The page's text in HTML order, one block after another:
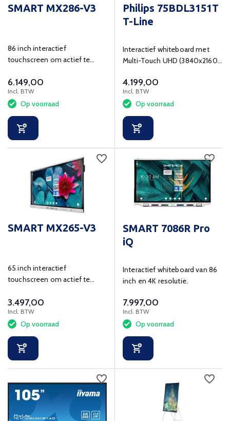
SMART MX286-V3
86 inch interactief
touchscreen om actief te
klas.
6.149,00
Incl. BTW
Op voorraad
Philips 75BDL3151T
T-Line
Interactief whiteboard met
Multi-Touch UHD (3840x2160)
4.199,00
Incl. BTW
Op voorraad
SMART MX265-V3
65 inch interactief
touchscreen om actief te
klas.
3.497,00
Incl. BTW
Op voorraad
SMART 7086R Pro
iQ
Interactief whiteboard van 86
inch en 4K resolutie.
7.997,00
Incl. BTW
Op voorraad